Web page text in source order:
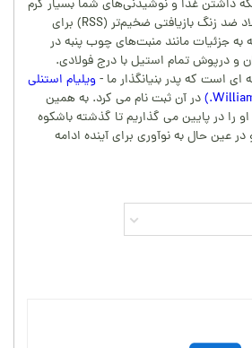
داشتن غذا و نوشیدنی‌های شما بسیار گرم
یا فوق‌العاده سرد، فولاد ضد زنگ بازیافتی ضخیم‌تر (RSS) برای
به جزئیات مانند منبت‌های چوب پنبه در
و درپوش تمام استیل با درج فولادی.
ویلیام استنلی
در آن ثبت نام می کرد. به همین
را در پایین می گذاریم تا گذشته باشکوه
عین حال به نوآوری برای آینده ادامه